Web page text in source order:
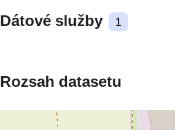
Dátové služby 1
Rozsah datasetu